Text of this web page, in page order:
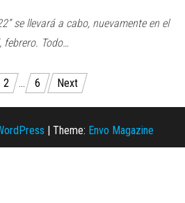
se llevará a cabo, nuevamente en el
febrero. Todo…
2 … 6 Next
| Theme: Envo Magazine